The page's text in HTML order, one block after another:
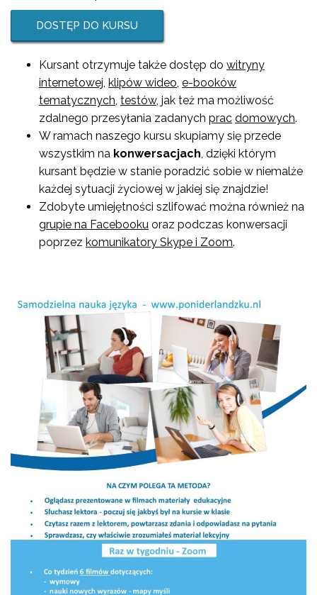
DOSTĘP DO KURSU
Kursant otrzymuje także dostęp do witryny
internetowej, klipów wideo, e-booków
tematycznych, testów, jak też ma możliwość
zdalnego przesyłania zadanych prac domowych.
W ramach naszego kursu skupiamy się przede
wszystkim na konwersacjach, dzięki którym
kursant będzie w stanie poradzić sobie w niemalże
każdej sytuacji życiowej w jakiej się znajdzie!
Zdobyte umiejętności szlifować można również na
grupie na Facebooku oraz podczas konwersacji
poprzez komunikatory Skype i Zoom.